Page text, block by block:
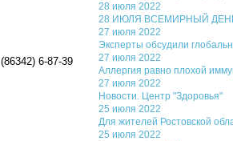
(86342) 6-87-39
28 июля 2022
28 ИЮЛЯ ВСЕМИРНЫЙ
27 июля 2022
Эксперты обсудили
27 июля 2022
Аллергия равно плохой
27 июля 2022
Новости. Центр "Здоровья"
25 июля 2022
Для жителей Ростовской
25 июля 2022